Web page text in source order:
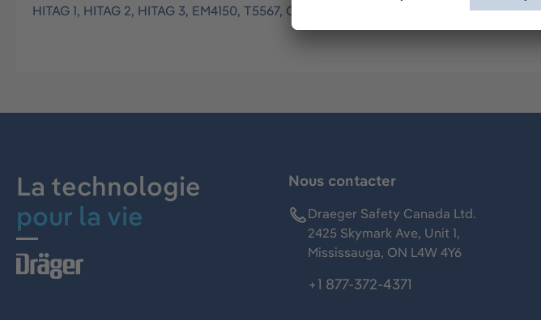
HITAG 1, HITAG 2, HITAG 3, EM4150, T5567, Q5
La technologie
pour la vie
Nous contacter
Draeger Safety Canada Ltd.
2425 Skymark Ave, Unit 1,
Mississauga, ON L4W 4Y6
+1 877-372-4371